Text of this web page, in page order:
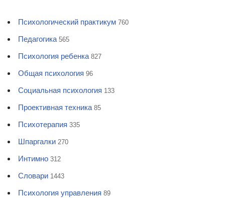
Психологический практикум 760
Педагогика 565
Психология ребенка 827
Общая психология 96
Социальная психология 133
Проективная техника 85
Психотерапия 335
Шпаргалки 270
Интимно 312
Словари 1443
Психология управления 89